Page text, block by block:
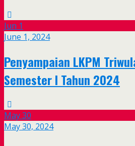
Jun 1
June 1, 2024
Penyampaian LKPM
Semester I Tahun 2024
May30
May 30, 2024